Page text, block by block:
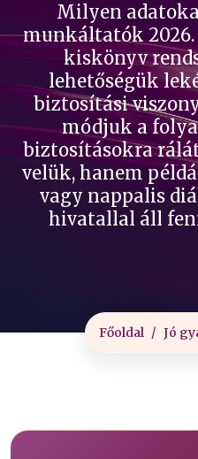
Milyen
munkáltatók 2026.
kiskönyv
lehetőségük
biztosítási
módjuk a
biztosításokra
velük, hanem
vagy nappalis
hivatallal áll
Főoldal Jó